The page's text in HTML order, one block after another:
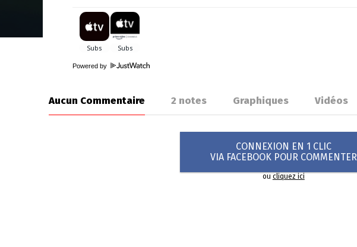
Powered by
Aucun Commentaire 2 notes Graphiques Vidéos
CONNEXION EN 1 CLIC
VIA FACEBOOK POUR COMMENTER
oucliquez ici